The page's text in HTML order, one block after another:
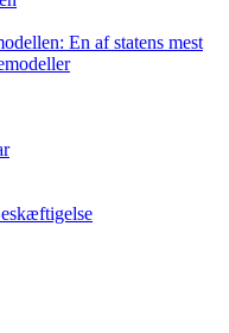
En af statens mest